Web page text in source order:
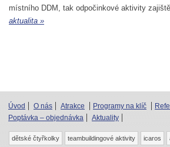
místního DDM, tak odpočinkové aktivity
aktualita »
Úvod O nás Atrakce Programy na klíč
Poptávka – objednávka
Aktuality
dětské čtyřkolky teambuildingové aktivity icaros